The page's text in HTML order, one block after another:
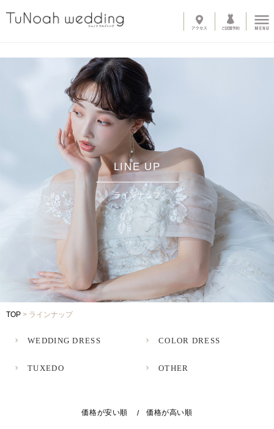
ウェディングドレス
カラードレス
- インナーブラウス
オプショントレーン
ベール
その他アイテム
サロン紹介 - ドレスへのこだわり
- カラーオーダー・デザイン変更
ご自宅試着 - よくある質問
お役立ちコラム
Contact
LINE UP
ラインナップ
TOP > ラインナップ
WEDDING DRESS COLOR DRESS
TUXEDO OTHER
価格が安い順 価格が高い順